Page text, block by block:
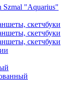
Szmal "Aquarius"
скетчбуки
скетчбуки
скетчбуки